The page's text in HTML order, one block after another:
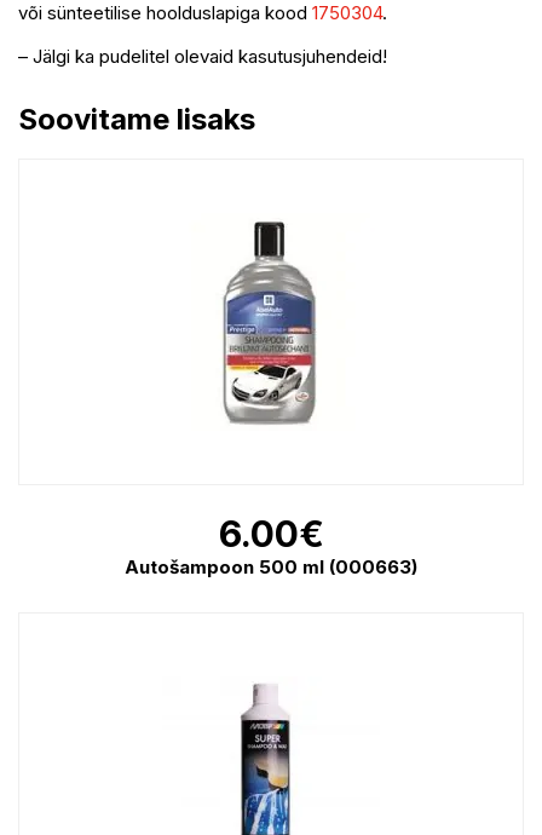
või sünteetilise hoolduslapiga kood 1750304.
– Jälgi ka pudelitel olevaid kasutusjuhendeid!
Soovitame lisaks
6.00€
Autošampoon 500 ml (000663)